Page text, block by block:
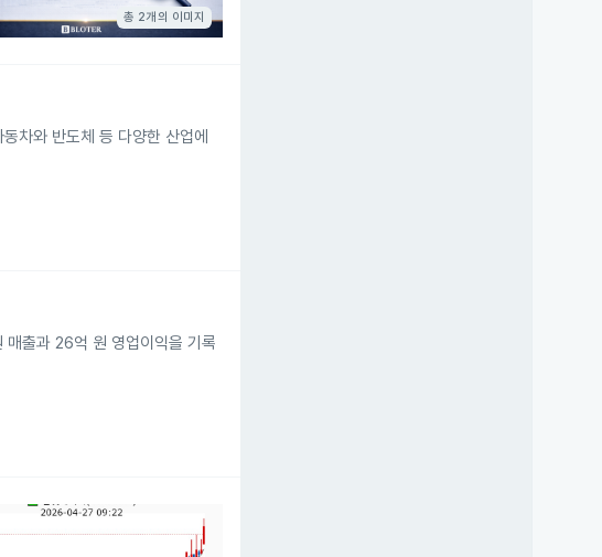
총 2개의 이미지
차와 반도체 등 다양한 산업에
출과 26억 원 영업이익을 기록